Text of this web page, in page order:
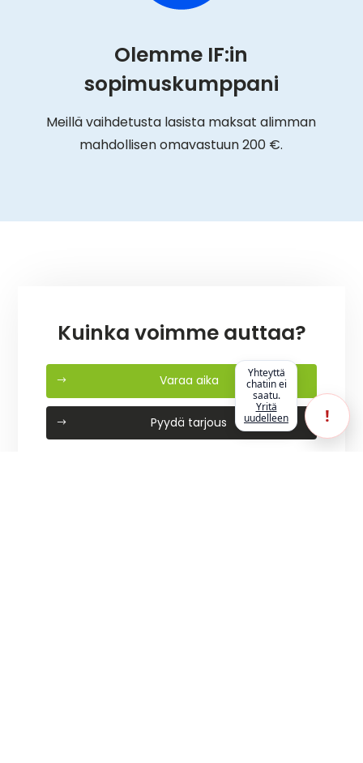
Olemme IF:in
sopimuskumppani
Meillä vaihdetusta lasista maksat alimman
mahdollisen omavastuun 200 €.
Kuinka voimme auttaa?
Varaa aika
Pyydä tarjous !
Yhteyttä
chatiin ei
saatu.
Yritä
uudelleen